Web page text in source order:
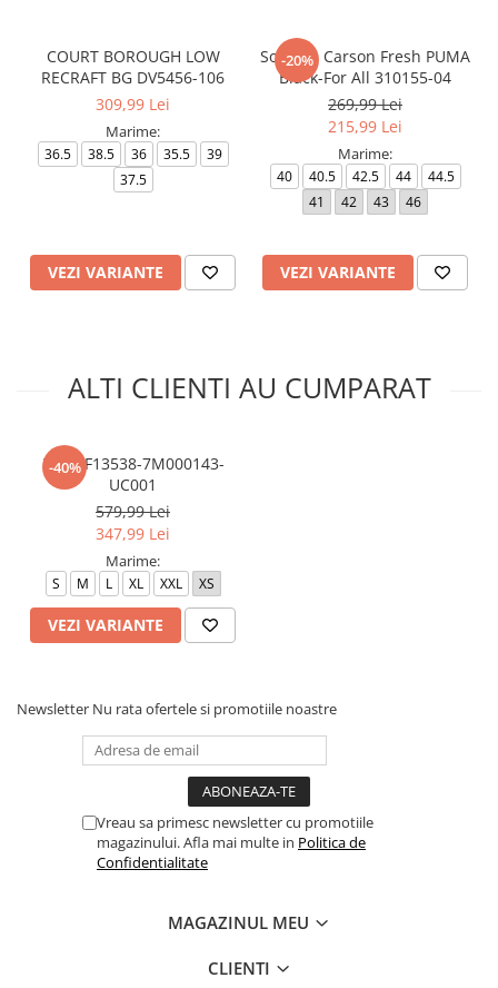
COURT BOROUGH LOW
RECRAFT BG DV5456-106
309,99 Lei
Marime:
36.5 38.5 36 35.5
39
37.5
VEZI VARIANTE
-20%
Softride Carson Fresh PUMA
Black-For All 310155-04
269,99 Lei
215,99 Lei
Marime:
40 40.5 42.5 44
44.5
41
42 43 46
VEZI VARIANTE
ALTI CLIENTI AU CUMPARAT
-40%
EA7 AF13538-7M000143-
UC001
579,99 Lei
347,99 Lei
Marime:
S M L XL XXL XS
VEZI VARIANTE
Newsletter Nu rata ofertele si promotiile noastre
Vreau sa primesc newsletter cu promotiile
magazinului. Afla mai multe in Politica de
Confidentialitate
MAGAZINUL MEU
CLIENTI